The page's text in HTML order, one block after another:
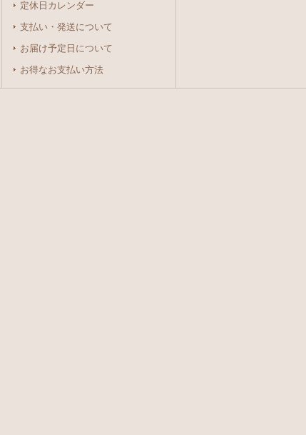
定休日カレンダー
支払い・発送について
お届け予定日について
お得なお支払い方法